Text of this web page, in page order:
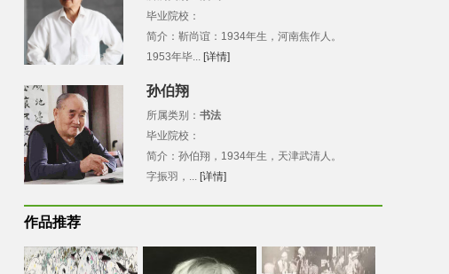
毕业院校：
简介：靳尚谊：1934年生，河南焦作人。
1953年毕... [详情]
孙伯翔
所属类别： 书法
毕业院校：
简介：孙伯翔，1934年生，天津武清人。
字振羽，... [详情]
作品推荐